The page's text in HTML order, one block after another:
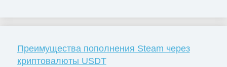
Преимущества пополнения Steam через
криптовалюты USDT